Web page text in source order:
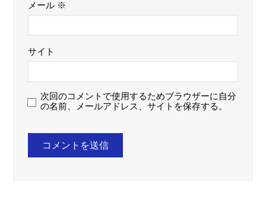
メール ※
サイト
次回のコメントで使用するためブラウザーに自分
の名前、メールアドレス、サイトを保存する。